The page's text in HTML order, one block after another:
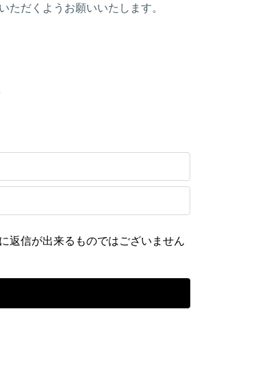
だくようお願いいたします。
返信が出来るものではございません